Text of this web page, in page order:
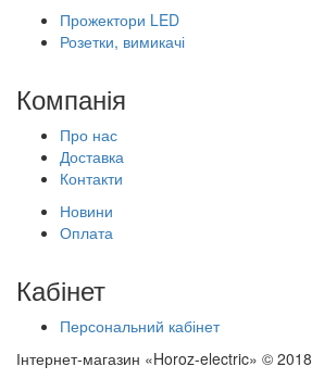
Прожектори LED
Розетки, вимикачі
Компанія
Про нас
Доставка
Контакти
Новини
Оплата
Кабінет
Персональний кабінет
Інтернет-магазин «Horoz-electric» © 2018